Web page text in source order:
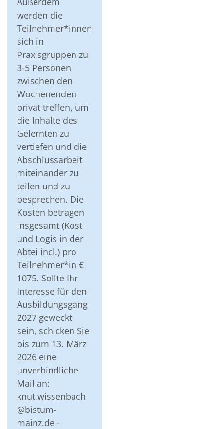
werden die
Teilnehmer*innen
sich in
Praxisgruppen zu
3-5 Personen
zwischen den
Wochenenden
privat treffen, um
die Inhalte des
Gelernten zu
vertiefen und die
Abschlussarbeit
miteinander zu
teilen und zu
besprechen. Die
Kosten betragen
insgesamt (Kost
und Logis in der
Abtei incl.) pro
Teilnehmer*in €
1075. Sollte Ihr
Interesse für den
Ausbildungsgang
2027 geweckt
sein, schicken Sie
bis zum 13. März
2026 eine
unverbindliche
Mail an:
knut.wissenbach
@bistum-
mainz.de -